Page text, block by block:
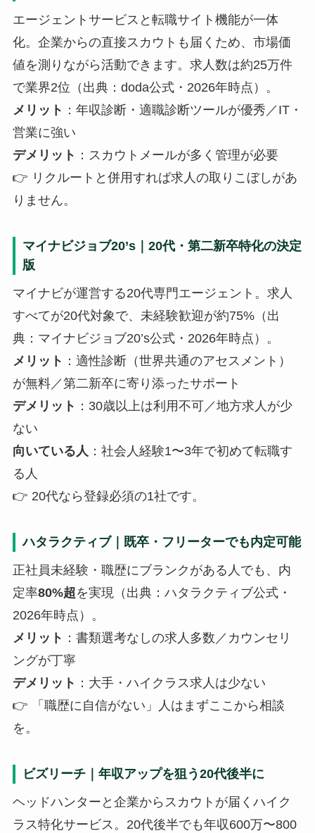
エージェントサービスと転職サイト機能が一体
化。企業からの直接スカウトも届くため、市場価
値を測りながら活動できます。求人数は約25万件
で業界2位（出典：doda公式・2026年時点）。
メリット ：年収診断・適職診断ツールが優秀／IT・
営業に強い
デメリット ：スカウトメールが多く管理が必要
👉 リクルートと併用すれば求人の取りこぼしがあ
りません。
マイナビジョブ20’s｜20代・第二新卒特化の決定
版
マイナビが運営する20代専門エージェント。求人
すべてが20代対象で、未経験歓迎が約75%（出
典：マイナビジョブ20’s公式・2026年時点）。
メリット ：適性診断（世界共通のアセスメント）
が無料／第二新卒に寄り添ったサポート
デメリット ：30歳以上は利用不可／地方求人が少
ない
向いている人 ：社会人経験1〜3年で初めて転職す
る人
👉 20代なら登録必須の1社です。
ハタラクティブ｜既卒・フリーターでも内定可能
正社員未経験・職歴にブランクがある人でも、内
定率80%超を実現（出典：ハタラクティブ公式・
2026年時点）。
メリット ：書類選考なしの求人多数／カウンセリ
ングが丁寧
デメリット ：大手・ハイクラス求人は少ない
👉 「職歴に自信がない」人はまずここから相談
を。
ビズリーチ｜年収アップを狙う20代後半に
ヘッドハンターと企業からスカウトが届くハイク
ラス特化サービス。20代後半でも年収600万〜800